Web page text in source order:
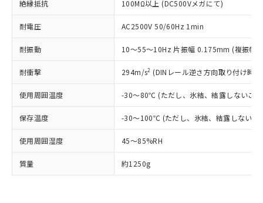
絶縁抵抗 100MΩ以上 (DC500Vメガにて)
耐電圧 AC2500V 50/60Hz 1min
耐振動 10～55～10Hz 片振幅 0.175mm (複振幅
耐衝撃 294m/s2 (DINレール逆さ方向取り付け時
使用周囲温度 -30～80℃ (ただし、氷結、結露しないこ
保存温度 -30～100℃ (ただし、氷結、結露しないこ
使用周囲湿度 45～85%RH
質量 約1250g
正式な納期状況および標準価格はお客
様のお取引先、またはお客様担当のオ
ムロン制御機器販売店・当社販売員に
ご相談ください。
オムロン制御機器販売店や当社販売拠
販売ネットワーク
」をご確認
在庫状況および標準価格結果を当社の
事前の承諾なく第三者に漏洩または開
示しないようお願いします。
マイパーツ機能（部品リスト作成サー
ビス）をご利用いただくには、I-Web
メンバーズにご登録されている必要が
あります。
(PBDE) 1000ppm以下、フタル酸ビス(2-エチルヘキシ
（DBP） 1000ppm以下、フタル酸ジイソブチル
但し、RoHS指令で産業用監視および制御機器に対する
図的な使用がないことを確認しています。
※2 対応予定月
部品在庫の切り替え状況などにより、予定
月が前後することがあります。
ニル類) : 1000ppm、 PBDEs(ポリ臭化ジフェニルエーテ
DBP(フタル酸ジブチル) : 1000ppm、 DIBP(フタル酸ジ
イソブチル) : 1000ppm、 BBP(フタル酸ブチルベンジ
DEHP(フタル酸ビス(2-エチルヘキシル)) : 1000ppm
※2 環境保護使用期限
「ｅ」：有害物質（10物質）のすべてが基
準値以下であることを示します。
「10」：通常の使用状況下において有害物
質が外部に漏えいし、環境に深刻な影響を
「－」：未確認です。当社販売部門へお問
当社は規制貨物を破棄する場合は、完
全に破砕するなど、違法に輸出されな
いよう必要な手段を講じます。
当社は貴社製品を、核兵器、ミサイ
ル、化学兵器、生物兵器またはその他
武器並びにこれらの製造装置等に一切
使用いたしません。
当社は、貴社製品を第三者に販売する
場合は、上記1、2および3の内容を当
該第三者に通知します。また当社は、
法に輸出するおそれがある場合は、取
り引きをいたしません。
一定数以上の在庫あり
一定数には満たないが在庫あり
在庫なし(最新の在庫状況につ
いては、お客様のお取引先、ま
たはお客様担当のオムロン制御
機器販売店・当社販売員にご確
空
受注生産機種、また在庫状況の
情報を公開していない機種